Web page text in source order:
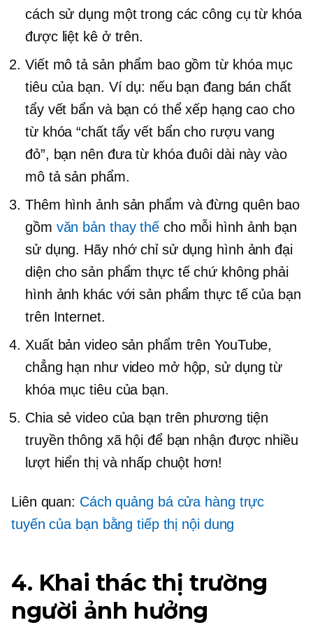
cách sử dụng một trong các công cụ từ khóa
được liệt kê ở trên.
Viết mô tả sản phẩm bao gồm từ khóa mục
tiêu của bạn. Ví dụ: nếu bạn đang bán chất
tẩy vết bẩn và bạn có thể xếp hạng cao cho
từ khóa “chất tẩy vết bẩn cho rượu vang
đỏ”, bạn nên đưa từ khóa đuôi dài này vào
mô tả sản phẩm.
Thêm hình ảnh sản phẩm và đừng quên bao
gồm văn bản thay thế cho mỗi hình ảnh bạn
sử dụng. Hãy nhớ chỉ sử dụng hình ảnh đại
diện cho sản phẩm thực tế chứ không phải
hình ảnh khác với sản phẩm thực tế của bạn
trên Internet.
Xuất bản video sản phẩm trên YouTube,
chẳng hạn như video mở hộp, sử dụng từ
khóa mục tiêu của bạn.
Chia sẻ video của bạn trên phương tiện
truyền thông xã hội để bạn nhận được nhiều
lượt hiển thị và nhấp chuột hơn!
Liên quan: Cách quảng bá cửa hàng trực
tuyến của bạn bằng tiếp thị nội dung
4. Khai thác thị trường
người ảnh hưởng